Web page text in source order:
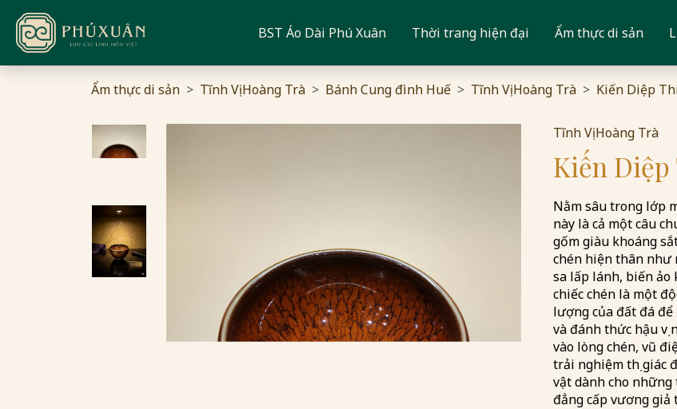
BST Áo Dài Phú Xuân Thời trang hiện đại Ẩm thực di sản
Ẩm thực di sản Tĩnh Vị Hoàng Trà Bánh Cung đình Huế Tĩnh Vị Hoàng Trà Kiến Diệp
Tĩnh Vị Hoàng Trà
Kiến
Nằm sâu trong lớp
này là cả một câu
gốm giàu khoáng
chén hiện thân
sa lấp lánh, biến ảo
chiếc chén là một
lượng của đất đá
và đánh thức hậu vị
vào lòng chén, vũ
trải nghiệm thị giác
vật dành cho
đẳng cấp vương